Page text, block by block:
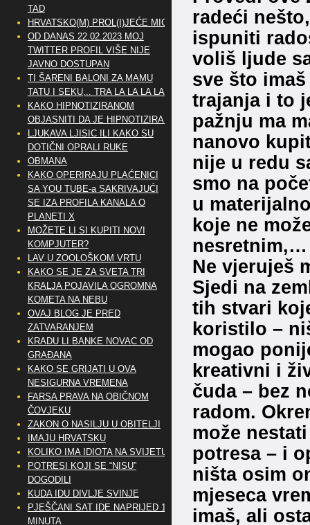
radeći
ispuniti
voliš ljude
sve što
trajanja i to
pažnju ma
nanovo
nije u redu
smo na
u
koje ne
nesretnim,…
Ne vjeruješ
Sjedi na
tih stvari
koristilo –
mogao
kreativni i
čuda – bez
radom.
može
potresa – i
ništa osim
mjeseca
imaš, ali
TAD
HRVATSKO(M) PROL(I)JEĆE MIG
OD DANAS 22.02.2023 MOJ
TWITTER PROFIL VIŠE NIJE
JAVNO DOSTUPAN
TI ŠARENI BALONI ZA MAMU
TATU I SEKU,.. TRA LA LA LA LA
KAKO HIPNOTIZIRANOM
OBJASNITI DA JE HIPNOTIZIRAN
LJUKAVA LJISIC ILI KAKO SU
DOTIČNI OPRALI RUKE
OBMANA
KAKO OPERIRAJU PLAĆENICI
SA YOU TUBE-a SAKRIVAJUĆI
SE IZA PROFILA KANALA O
PLANETI X
MOŽETE LI SI KUPITI NOVI
KOMPJUTER?
LAV U ZOOLOŠKOM VRTU
KAKO SE JE ZA SVETA TRI
KRALJA POJAVILA OGROMNA
KOMETA NA NEBU
OVAJ BLOG JE PRED
ZATVARANJEM
KRADU LI BANKE NOVAC OD
GRAĐANA
KAKO SE GRIJATI U OVA
NESIGURNA VREMENA
FARSA PRAVA NA OBIČNOM
ČOVJEKU
ZAKON O NASILJU U OBITELJI
IMAJU HRVATSKU
KOLIKO IMA IDIOTA NA SVIJETU?
POTRESI KOJI SE “NISU”
DOGODILI
KUDA IDU DIVLJE SVINJE
PJEŠČANI SAT IDE NAPRIJED 10
MINUTA